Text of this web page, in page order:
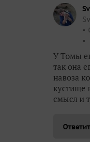
У Томы
так она
навоза
кустище
смысл и